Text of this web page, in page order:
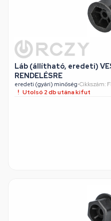
Láb (állítható, eredeti)
RENDELÉSRE
eredeti (gyári) minőség•Cikkszám:
Utolsó 2 db utána kifut